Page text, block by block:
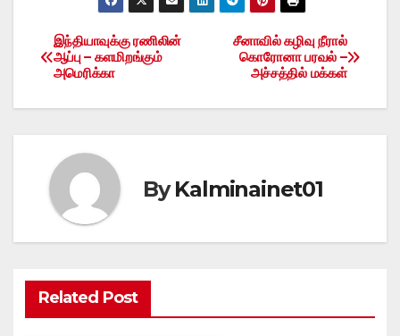
Post
navigation
சீனாவில் கழிவு நீரால்
கொரோனா பரவல் –
அச்சத்தில் மக்கள்
இந்தியாவுக்கு ரணிலின்
ஆப்பு – களமிறங்கும்
அமெரிக்கா
ByKalminainet01
Related Post